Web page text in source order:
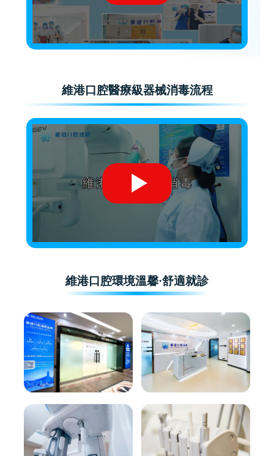
維港口腔醫療級器械消毒流程
維港口腔環境溫馨·舒適就診